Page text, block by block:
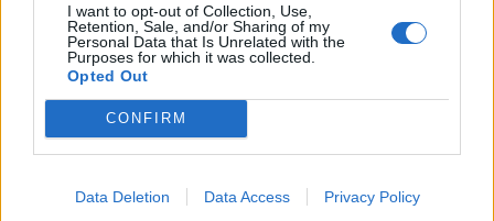
I want to opt-out of Collection, Use,
Retention, Sale, and/or Sharing of my
Personal Data that Is Unrelated with the
Purposes for which it was collected.
Opted Out
CONFIRM
Data Deletion Data Access Privacy Policy
Autore